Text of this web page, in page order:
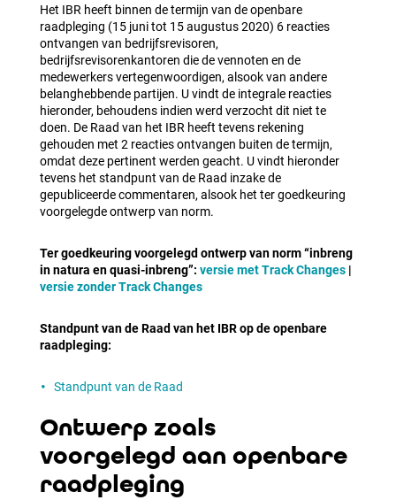
Het IBR heeft binnen de termijn van de openbare
raadpleging (15 juni tot 15 augustus 2020) 6 reacties
ontvangen van bedrijfsrevisoren,
bedrijfsrevisorenkantoren die de vennoten en de
medewerkers vertegenwoordigen, alsook van andere
belanghebbende partijen. U vindt de integrale reacties
hieronder, behoudens indien werd verzocht dit niet te
doen. De Raad van het IBR heeft tevens rekening
gehouden met 2 reacties ontvangen buiten de termijn,
omdat deze pertinent werden geacht. U vindt hieronder
tevens het standpunt van de Raad inzake de
gepubliceerde commentaren, alsook het ter goedkeuring
voorgelegde ontwerp van norm.
Ter goedkeuring voorgelegd ontwerp van norm “inbreng
in natura en quasi-inbreng”: versie met Track Changes |
versie zonder Track Changes
Standpunt van de Raad van het IBRop de openbare
raadpleging:
Standpunt van de Raad
Ontwerp zoals
voorgelegd aan openbare
raadpleging